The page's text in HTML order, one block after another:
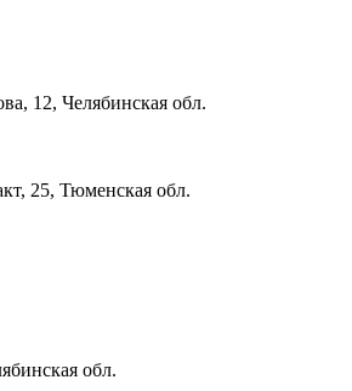
12, Челябинская обл.
25, Тюменская обл.
обл.